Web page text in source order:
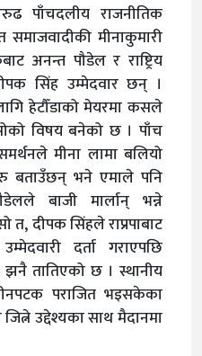
पाँचदलीय राजनीतिक
मीनाकुमारी
अनन्त पौडेल र राष्ट्रिय
दीपक सिंह उम्मेदवार छन् ।
हेटौँडाको मेयरमा कसले
विषय बनेको छ । पाँच
मीना लामा बलियो
बताउँछन् भने एमाले पनि
बाजी मार्लान् भन्ने
त, दीपक सिंहले राप्रपाबाट
दर्ता गराएपछि
झनै तातिएको छ । स्थानीय
पराजित भइसकेका
उद्देश्यका साथ मैदानमा